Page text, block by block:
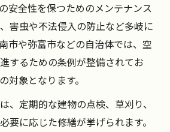
安全性を保つためのメンテナンス
害虫や不法侵入の防止など多岐に
市や弥富市などの自治体では、空
するための条例が整備されてお
対象となります。
、定期的な建物の点検、草刈り、
要に応じた修繕が挙げられます。